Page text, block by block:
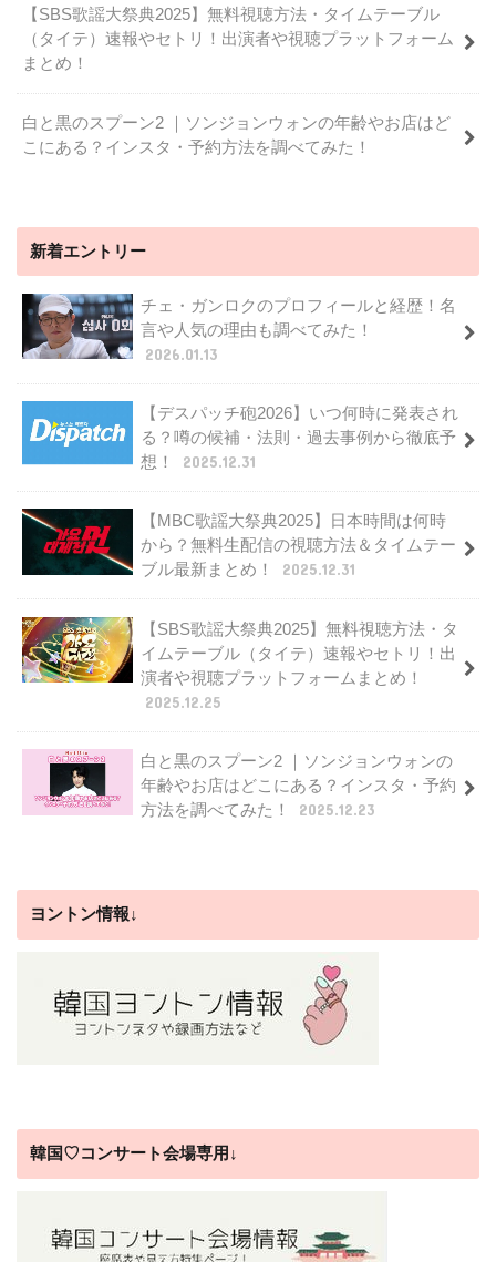
【SBS歌謡大祭典2025】無料視聴方法・タイムテーブル
（タイテ）速報やセトリ！出演者や視聴プラットフォーム
まとめ！
白と黒のスプーン2 ｜ソンジョンウォンの年齢やお店はど
こにある？インスタ・予約方法を調べてみた！
新着エントリー
チェ・ガンロクのプロフィールと経歴！名
言や人気の理由も調べてみた！
2026.01.13
【デスパッチ砲2026】いつ何時に発表され
る？噂の候補・法則・過去事例から徹底予
想！
2025.12.31
【MBC歌謡大祭典2025】日本時間は何時
から？無料生配信の視聴方法＆タイムテー
ブル最新まとめ！
2025.12.31
【SBS歌謡大祭典2025】無料視聴方法・タ
イムテーブル（タイテ）速報やセトリ！出
演者や視聴プラットフォームまとめ！
2025.12.25
白と黒のスプーン2 ｜ソンジョンウォンの
年齢やお店はどこにある？インスタ・予約
方法を調べてみた！
2025.12.23
ヨントン情報↓
韓国♡コンサート会場専用↓